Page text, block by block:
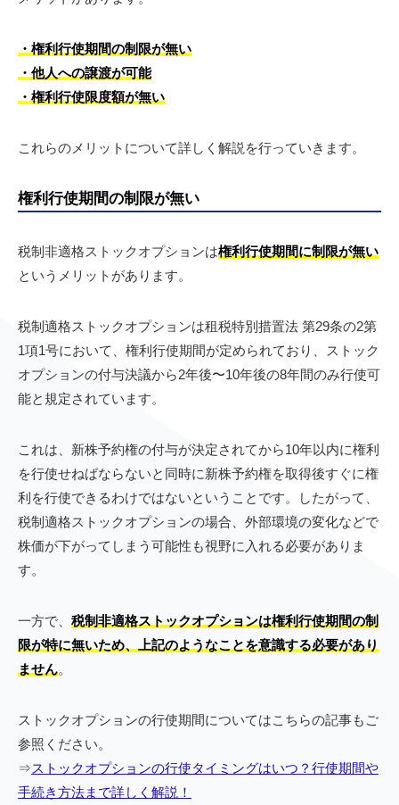
・権利行使期間の制限が無い
・他人への譲渡が可能
・権利行使限度額が無い
これらのメリットについて詳しく解説を行っていきます。
権利行使期間の制限が無い
税制非適格ストックオプションは権利行使期間に制限が無い
というメリットがあります。
税制適格ストックオプションは租税特別措置法 第29条の2第
1項1号において、権利行使期間が定められており、ストック
オプションの付与決議から2年後〜10年後の8年間のみ行使可
能と規定されています。
これは、新株予約権の付与が決定されてから10年以内に権利
を行使せねばならないと同時に新株予約権を取得後すぐに権
利を行使できるわけではないということです。したがって、
税制適格ストックオプションの場合、外部環境の変化などで
株価が下がってしまう可能性も視野に入れる必要がありま
す。
一方で、 税制非適格ストックオプションは権利行使期間の制
限が特に無いため、上記のようなことを意識する必要があり
ません。
ストックオプションの行使期間についてはこちらの記事もご
参照ください。
⇒ストックオプションの行使タイミングはいつ？行使期間や
手続き方法まで詳しく解説！